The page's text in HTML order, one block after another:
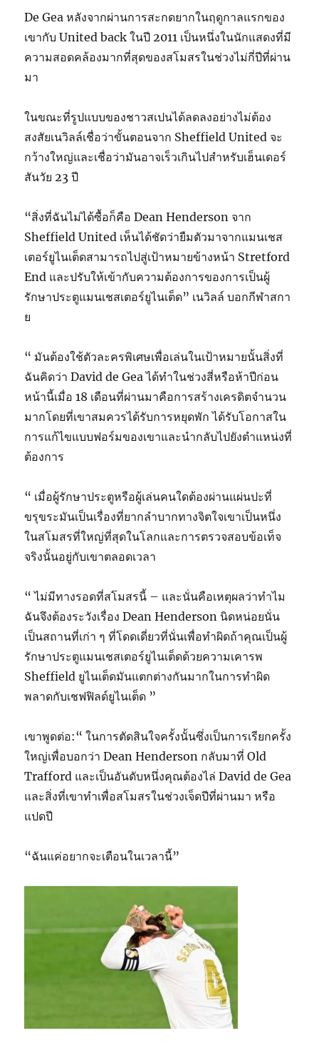
De Gea หลังจากผ่านการสะกดยากในฤดูกาลแรกของ
เขากับ United back ในปี 2011 เป็นหนึ่งในนักแสดงที่มี
ความสอดคล้องมากที่สุดของสโมสรในช่วงไม่กี่ปีที่ผ่าน
มา
ในขณะที่รูปแบบของชาวสเปนได้ลดลงอย่างไม่ต้อง
สงสัยเนวิลล์เชื่อว่าขั้นตอนจาก Sheffield United จะ
กว้างใหญ่และเชื่อว่ามันอาจเร็วเกินไปสำหรับเฮ็นเดอร์
สันวัย 23 ปี
“สิ่งที่ฉันไม่ได้ซื้อก็คือ Dean Henderson จาก
Sheffield United เห็นได้ชัดว่ายืมตัวมาจากแมนเชส
เตอร์ยูไนเต็ดสามารถไปสู่เป้าหมายข้างหน้า Stretford
End และปรับให้เข้ากับความต้องการของการเป็นผู้
รักษาประตูแมนเชสเตอร์ยูไนเต็ด” เนวิลล์ บอกกีฬาสกา
ย
“ มันต้องใช้ตัวละครพิเศษเพื่อเล่นในเป้าหมายนั้นสิ่งที่
ฉันคิดว่า David de Gea ได้ทำในช่วงสี่หรือห้าปีก่อน
หน้านี้เมื่อ 18 เดือนที่ผ่านมาคือการสร้างเครดิตจำนวน
มากโดยที่เขาสมควรได้รับการหยุดพัก ได้รับโอกาสใน
การแก้ไขแบบฟอร์มของเขาและนำกลับไปยังตำแหน่งที่
ต้องการ
“ เมื่อผู้รักษาประตูหรือผู้เล่นคนใดต้องผ่านแผ่นปะที่
ขรุขระมันเป็นเรื่องที่ยากลำบากทางจิตใจเขาเป็นหนึ่ง
ในสโมสรที่ใหญ่ที่สุดในโลกและการตรวจสอบข้อเท็จ
จริงนั้นอยู่กับเขาตลอดเวลา
“ ไม่มีทางรอดที่สโมสรนี้ – และนั่นคือเหตุผลว่าทำไม
ฉันจึงต้องระวังเรื่อง Dean Henderson นิดหน่อยนั่น
เป็นสถานที่เก่า ๆ ที่โดดเดี่ยวที่นั่นเพื่อทำผิดถ้าคุณเป็นผู้
รักษาประตูแมนเชสเตอร์ยูไนเต็ดด้วยความเคารพ
Sheffield ยูไนเต็ดมันแตกต่างกันมากในการทำผิด
พลาดกับเชฟฟิลด์ยูไนเต็ด ”
เขาพูดต่อ:“ ในการตัดสินใจครั้งนั้นซึ่งเป็นการเรียกครั้ง
ใหญ่เพื่อบอกว่า Dean Henderson กลับมาที่ Old
Trafford และเป็นอันดับหนึ่งคุณต้องไล่ David de Gea
และสิ่งที่เขาทำเพื่อสโมสรในช่วงเจ็ดปีที่ผ่านมา หรือ
แปดปี
“ฉันแค่อยากจะเตือนในเวลานี้”